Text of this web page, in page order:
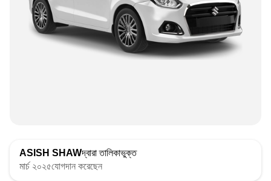
ASISH SHAWদ্বারা তালিকাভুক্ত
মার্চ ২০২৫যোগদান করেছেন